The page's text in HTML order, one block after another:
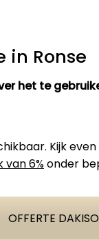
in Ronse
het te
Kijk
van 6%onder
OFFERTE